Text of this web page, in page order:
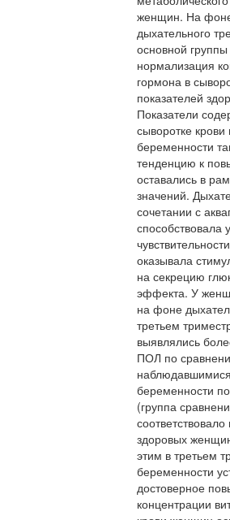
женщин. На фоне
дыхательного
основной
нормализация
гормона в
показателей
Показатели
сыворотке
беременности
тенденцию к
оставались в
значений.
сочетании с
способствовала
оказывала
на секрецию
эффекта. У
на фоне
третьем
выявлялись
ПОЛ по
беременности
(группа
здоровых
этим в третьем
беременности
достоверное
концентрации